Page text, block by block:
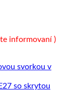
informovaní )